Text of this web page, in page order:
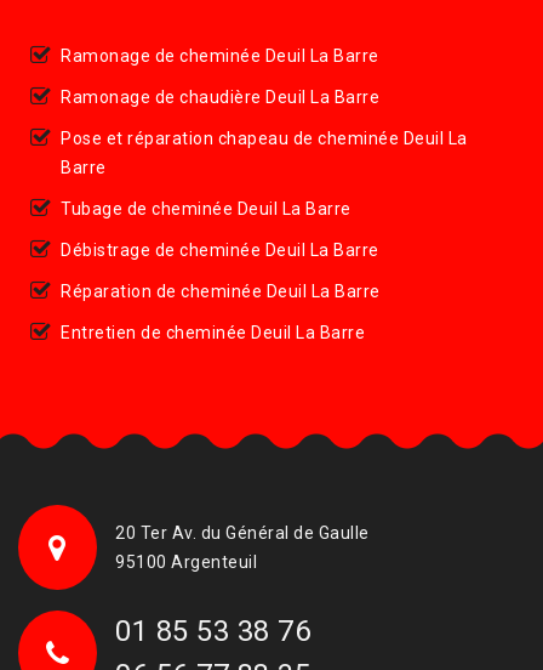
Ramonage de cheminée Deuil La Barre
Ramonage de chaudière Deuil La Barre
Pose et réparation chapeau de cheminée Deuil La
Barre
Tubage de cheminée Deuil La Barre
Débistrage de cheminée Deuil La Barre
Réparation de cheminée Deuil La Barre
Entretien de cheminée Deuil La Barre
20 Ter Av. du Général de Gaulle
95100 Argenteuil
01 85 53 38 76